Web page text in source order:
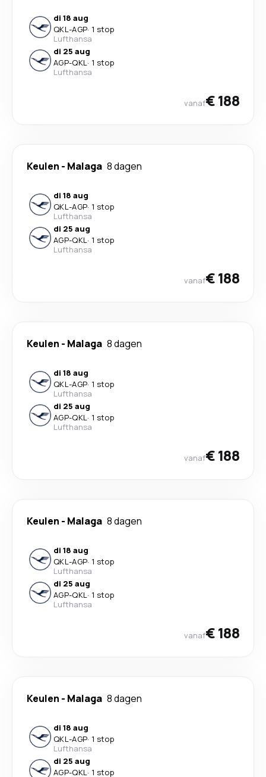
di 18 aug
QKL-AGP· 1 stop
Lufthansa
di 25 aug
AGP-QKL· 1 stop
Lufthansa
vanaf€ 188
Keulen - Malaga 8 dagen
di 18 aug
QKL-AGP· 1 stop
Lufthansa
di 25 aug
AGP-QKL· 1 stop
Lufthansa
vanaf€ 188
Keulen - Malaga 8 dagen
di 18 aug
QKL-AGP· 1 stop
Lufthansa
di 25 aug
AGP-QKL· 1 stop
Lufthansa
vanaf€ 188
Keulen - Malaga 8 dagen
di 18 aug
QKL-AGP· 1 stop
Lufthansa
di 25 aug
AGP-QKL· 1 stop
Lufthansa
vanaf€ 188
Keulen - Malaga 8 dagen
di 18 aug
QKL-AGP· 1 stop
Lufthansa
di 25 aug
AGP-QKL· 1 stop